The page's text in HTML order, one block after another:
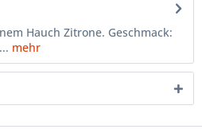
Hauch Zitrone. Geschmack:
mehr